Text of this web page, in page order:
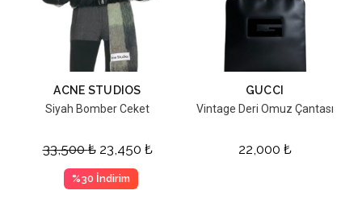
ACNE STUDIOS
Siyah Bomber Ceket
33,500₺ 23,450 ₺
%30 İndirim
GUCCI
Vintage Deri Omuz Çantası
22,000 ₺